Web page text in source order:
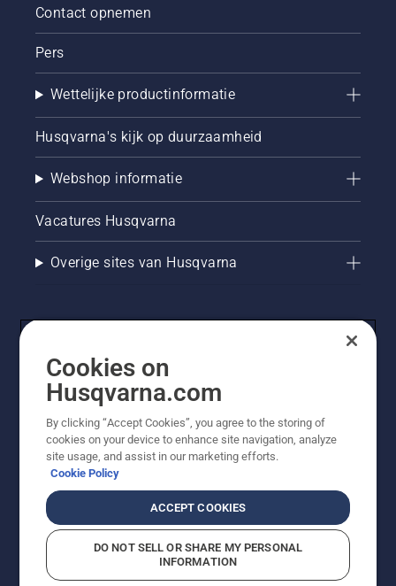
Contact opnemen
Pers
Wettelijke productinformatie
Husqvarna's kijk op duurzaamheid
Webshop informatie
Vacatures Husqvarna
Overige sites van Husqvarna
© Husqvarna AB (publ). Alle rechten voorbehouden. De
getoonde prijzen zijn consumentenadviesprijzen. Alle
tenzij het product beschikbaar is voor directe aankoop.
Cookiebeleid
Imprint
Cookies on
Husqvarna.com
By clicking “Accept Cookies”, you agree to the storing of
cookies on your device to enhance site navigation, analyze
site usage, and assist in our marketing efforts.
Cookie Policy
ACCEPT COOKIES
DO NOT SELL OR SHARE MY PERSONAL
INFORMATION